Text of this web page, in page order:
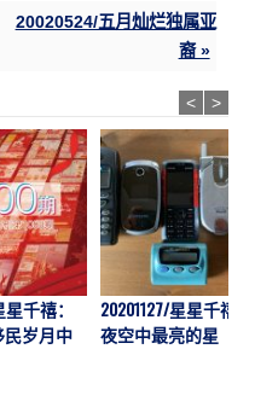
20020524/五月灿烂独属亚
裔 »
千禧：
岁月中
20201127/星星千禧：
夜空中最亮的星
< >